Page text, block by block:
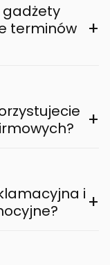
gadżety
terminów
+
+
i +